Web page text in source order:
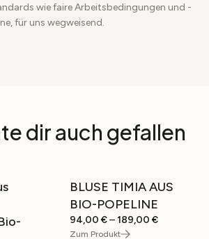
wie faire Arbeitsbedingungen und -
für uns wegweisend.
dir auch gefallen
SALE
BLUSE TIMIA AUS
BIO-POPELINE
94,00 €–189,00 €Price
Zum Produkt